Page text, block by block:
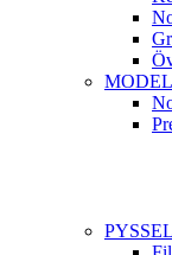
PYSSEL